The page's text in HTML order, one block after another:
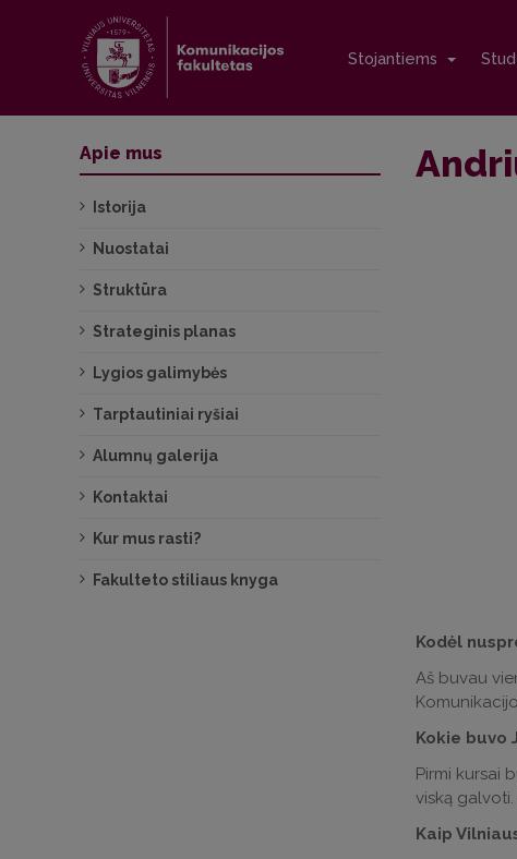
Stojantiems
Kodėl
Aš buvau
Kokie buvo
Pirmi kursai
viską
Kaip
Apie mus
Istorija
Nuostatai
Struktūra
Strateginis planas
Lygios galimybės
Tarptautiniai ryšiai
Alumnų galerija
Kontaktai
Kur mus rasti?
Fakulteto stiliaus knyga